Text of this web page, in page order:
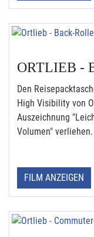
ORTLIEB -
Den
High Visibility von
Auszeichnung
Volumen" verliehen.
FILM ANZEIGEN